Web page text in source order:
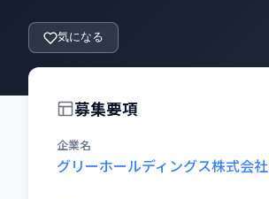
気になる
募集要項
企業名
グリーホールディングス株式会社